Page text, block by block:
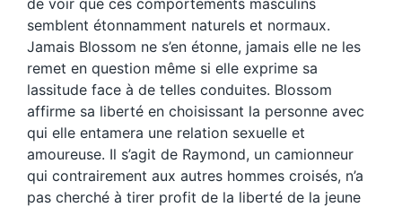
semblent étonnamment naturels et normaux.
Jamais Blossom ne s’en étonne, jamais elle ne les
remet en question même si elle exprime sa
lassitude face à de telles conduites. Blossom
affirme sa liberté en choisissant la personne avec
qui elle entamera une relation sexuelle et
amoureuse. Il s’agit de Raymond, un camionneur
qui contrairement aux autres hommes croisés, n’a
pas cherché à tirer profit de la liberté de la jeune